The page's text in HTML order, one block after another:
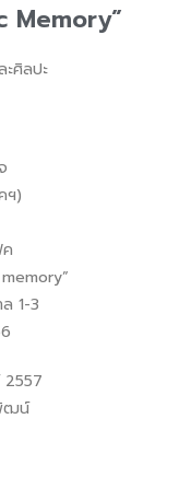
Memory”
ศิลปะ
ฯ)
1-3
ฒน์